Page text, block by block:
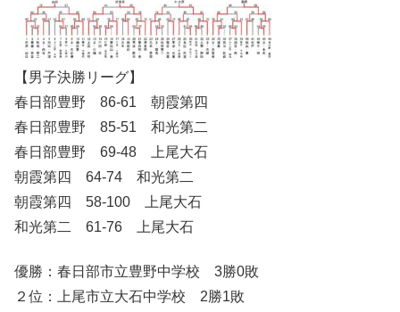
【男子決勝リーグ】
春日部豊野 86-61 朝霞第四
春日部豊野 85-51 和光第二
春日部豊野 69-48 上尾大石
朝霞第四 64-74 和光第二
朝霞第四 58-100 上尾大石
和光第二 61-76 上尾大石
優勝：春日部市立豊野中学校 3勝0敗
２位：上尾市立大石中学校 2勝1敗